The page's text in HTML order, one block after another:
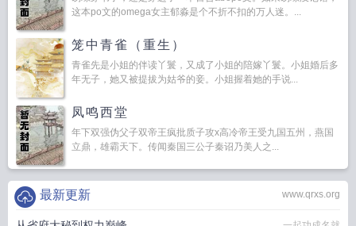
这本po文的omega女主郁淼是个不折不扣的万人迷。...
笼中青雀（重生）
青雀先是小姐的伴读丫鬟，又成了小姐的陪嫁丫鬟。小姐婚后多
年无子，她又被提拔为姑爷的妾。小姐握着她的手说...
凤鸣西堂
年下双强伪父子双帝王疯批质子攻x高冷帝王受九国五州，燕国
立鼎，雄霸天下。传闻秦国三公子秦诏乃美人之...
www.qrxs.org
最新更新